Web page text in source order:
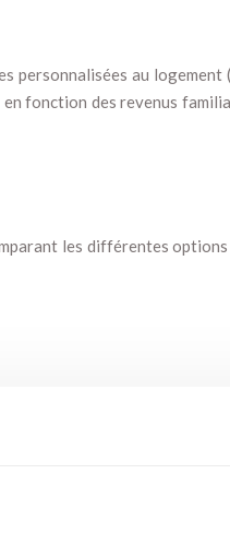
au logement
fonction des revenus
les différentes